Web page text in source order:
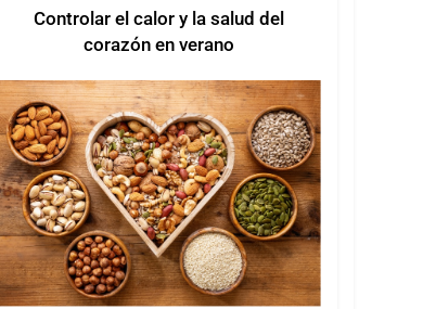
Controlar el calor y la salud del
corazón en verano